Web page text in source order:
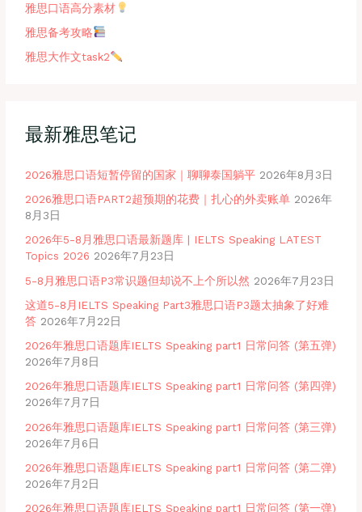
雅思口语高分素材
雅思备考攻略
雅思大作文task2
最新雅思笔记
2026雅思口语短暂停留的国家｜聊聊泰国躺平 2026年8月3日
2026雅思口语PART2超预期的花费｜扎心的外卖账单 2026年
8月3日
2026年5-8月雅思口语最新题库 | IELTS Speaking LATEST
Topics 2026 2026年7月23日
5-8月雅思口语P3常识题但却说不上个所以然 2026年7月23日
这道5-8月IELTS Speaking Part3雅思口语P3题太抽象了好难
答 2026年7月22日
2026年雅思口语题库IELTS Speaking part1 日常问答 (第五弹)
2026年7月8日
2026年雅思口语题库IELTS Speaking part1 日常问答 (第四弹)
2026年7月7日
2026年雅思口语题库IELTS Speaking part1 日常问答 (第三弹)
2026年7月6日
2026年雅思口语题库IELTS Speaking part1 日常问答 (第二弹)
2026年7月2日
2026年雅思口语题库IELTS Speaking part1 日常问答 (第一弹)